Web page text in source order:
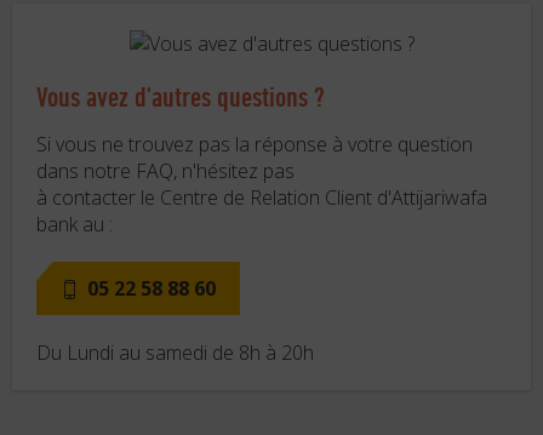
Vous avez d'autres questions ?
Si vous ne trouvez pas la réponse à votre question
dans notre FAQ, n'hésitez pas
à contacter le Centre de Relation Client d'Attijariwafa
bank au :
05 22 58 88 60
Du Lundi au samedi de 8h à 20h